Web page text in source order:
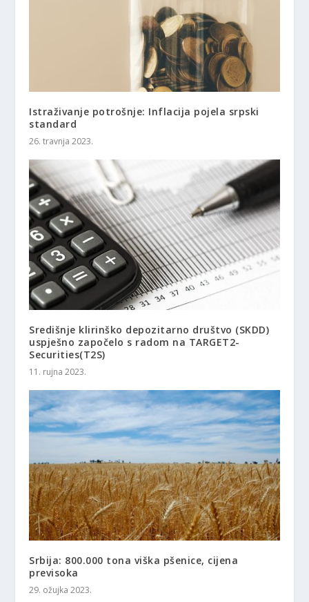
Istraživanje potrošnje: Inflacija pojela srpski
standard
26. travnja 2023.
Središnje klirinško depozitarno društvo (SKDD)
uspješno započelo s radom na TARGET2-
Securities(T2S)
11. rujna 2023.
Srbija: 800.000 tona viška pšenice, cijena
previsoka
29. ožujka 2023.